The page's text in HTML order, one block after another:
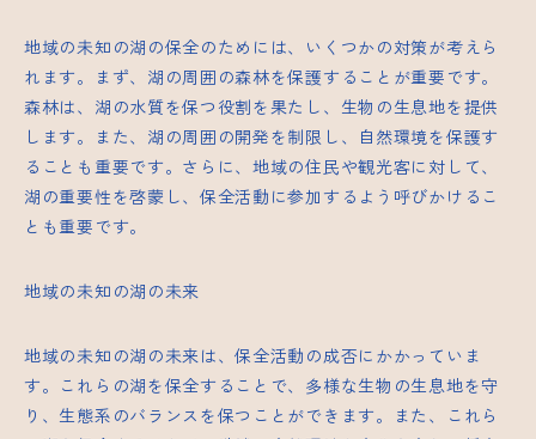
地域の未知の湖の保全のためには、いくつかの対策が考えら
れます。まず、湖の周囲の森林を保護することが重要です。
森林は、湖の水質を保つ役割を果たし、生物の生息地を提供
します。また、湖の周囲の開発を制限し、自然環境を保護す
ることも重要です。さらに、地域の住民や観光客に対して、
湖の重要性を啓蒙し、保全活動に参加するよう呼びかけるこ
とも重要です。
地域の未知の湖の未来
地域の未知の湖の未来は、保全活動の成否にかかっていま
す。これらの湖を保全することで、多様な生物の生息地を守
り、生態系のバランスを保つことができます。また、これら